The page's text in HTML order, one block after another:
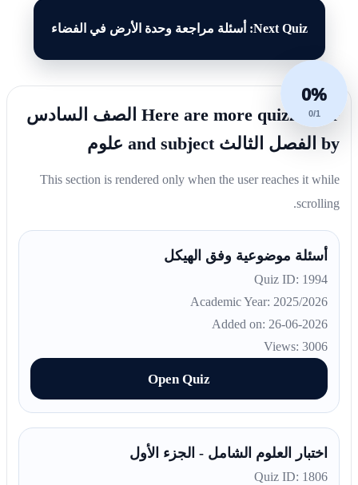
Next Quiz: أسئلة مراجعة وحدة الأرض في الفضاء
0%
0/1
Here are more quizzes for الصف السادس
by الفصل الثالث and subject علوم
This section is rendered only when the user reaches it while
scrolling.
أسئلة موضوعية وفق الهيكل
Quiz ID: 1994
Academic Year: 2025/2026
Added on: 26-06-2026
Views: 3006
Open Quiz
اختبار العلوم الشامل - الجزء الأول
Quiz ID: 1806